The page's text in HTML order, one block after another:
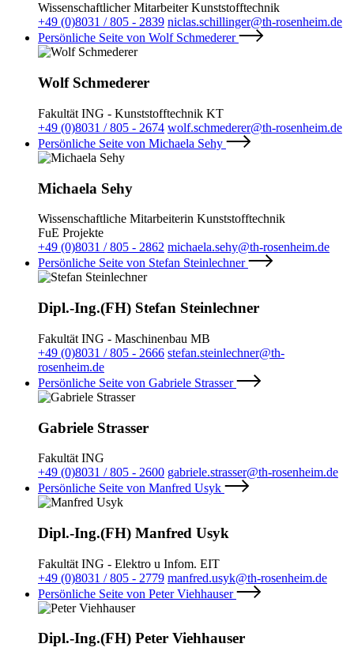
Wissenschaftlicher Mitarbeiter Kunststofftechnik
+49 (0)8031 / 805 - 2839 niclas.schillinger@th-rosenheim.de
Persönliche Seite von Wolf Schmederer
Wolf Schmederer
Fakultät ING - Kunststofftechnik KT
+49 (0)8031 / 805 - 2674 wolf.schmederer@th-rosenheim.de
Persönliche Seite von Michaela Sehy
Michaela Sehy
Wissenschaftliche Mitarbeiterin Kunststofftechnik
FuE Projekte
+49 (0)8031 / 805 - 2862 michaela.sehy@th-rosenheim.de
Persönliche Seite von Stefan Steinlechner
Dipl.-Ing.(FH) Stefan Steinlechner
Fakultät ING - Maschinenbau MB
+49 (0)8031 / 805 - 2666 stefan.steinlechner@th-
rosenheim.de
Persönliche Seite von Gabriele Strasser
Gabriele Strasser
Fakultät ING
+49 (0)8031 / 805 - 2600 gabriele.strasser@th-rosenheim.de
Persönliche Seite von Manfred Usyk
Dipl.-Ing.(FH) Manfred Usyk
Fakultät ING - Elektro u Infom. EIT
+49 (0)8031 / 805 - 2779 manfred.usyk@th-rosenheim.de
Persönliche Seite von Peter Viehhauser
Dipl.-Ing.(FH) Peter Viehhauser